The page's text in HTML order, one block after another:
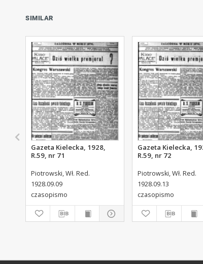
SIMILAR
Gazeta Kielecka, 1928,
R.59, nr 71
Piotrowski, Wł. Red.
1928.09.09
czasopismo
Gazeta Kielecka,
R.59, nr 72
Piotrowski, Wł. Red.
1928.09.13
czasopismo